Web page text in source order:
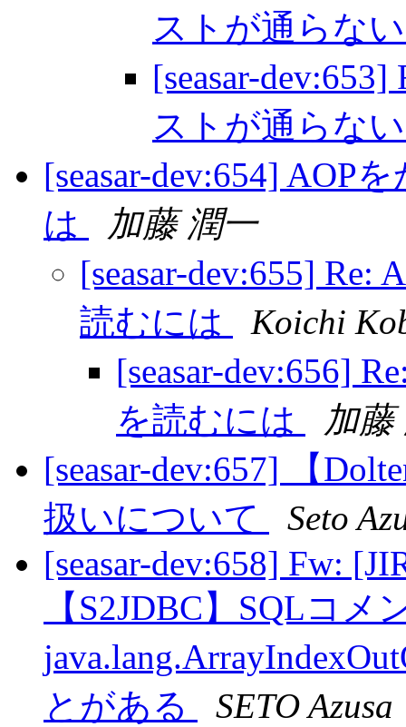
ストが通らな
[seasar-
ストが通らな
[seasar-dev:654] AOP
は
加藤 潤一
[seasar-dev:655]
読むには
Koichi
[seasar-dev:656]
を読むには
加藤
[seasar-dev:657] 【
扱いについて
Seto
[seasar-dev:658] Fw:
【S2JDBC】SQLコ
とがある
SETO Azusa